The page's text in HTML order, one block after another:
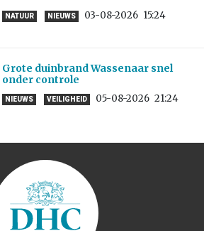
NATUUR NIEUWS 03-08-2026 15:24
Grote duinbrand Wassenaar snel
onder controle
NIEUWS VEILIGHEID 05-08-2026 21:24